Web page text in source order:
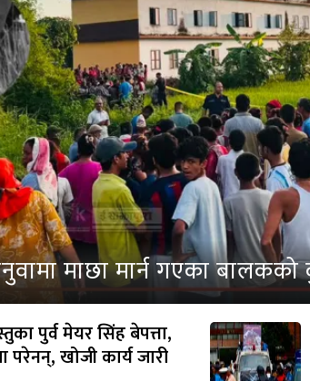
माछा मार्न गएका
पुर्व मेयर सिंह बेपत्ता,
खोजी कार्य जारी